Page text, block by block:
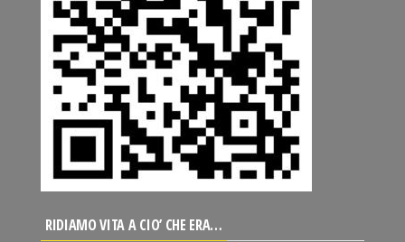
RIDIAMO VITA A CIO’ CHE ERA…